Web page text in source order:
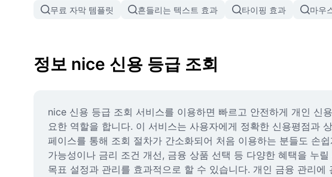
무료 자막 템플릿 흔들리는 텍스트 효과 타이핑 효과 마우
정보 nice 신용 등급 조회
nice 신용 등급 조회 서비스를 이용하면 빠르고 안전하게 개인 신
요한 역할을 합니다. 이 서비스는 사용자에게 정확한 신용평점과
페이스를 통해 조회 절차가 간소화되어 처음 이용하는 분들도 손
가능성이나 금리 조건 개선, 금융 상품 선택 등 다양한 혜택을 누
목표 설정과 관리를 효과적으로 할 수 있습니다. 개인 금융 관리